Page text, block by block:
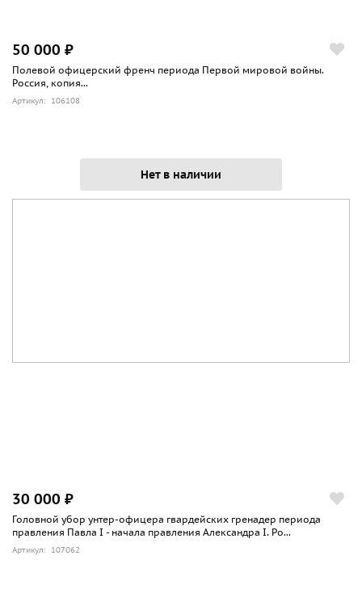
50 000 ₽
Полевой офицерский френч периода Первой мировой войны.
Россия, копия...
Артикул: 106108
Нет в наличии
30 000 ₽
Головной убор унтер-офицера гвардейских гренадер периода
правления Павла I - начала правления Александра I. Ро...
Артикул: 107062